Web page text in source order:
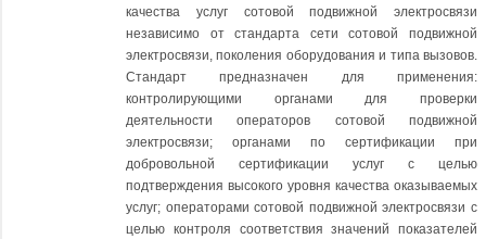
качества услуг сотовой подвижной электросвязи
независимо от стандарта сети сотовой подвижной
электросвязи, поколения оборудования и типа вызовов.
Стандарт предназначен для применения:
контролирующими органами для проверки
деятельности операторов сотовой подвижной
электросвязи; органами по сертификации при
добровольной сертификации услуг с целью
подтверждения высокого уровня качества оказываемых
услуг; операторами сотовой подвижной электросвязи с
целью контроля соответствия значений показателей